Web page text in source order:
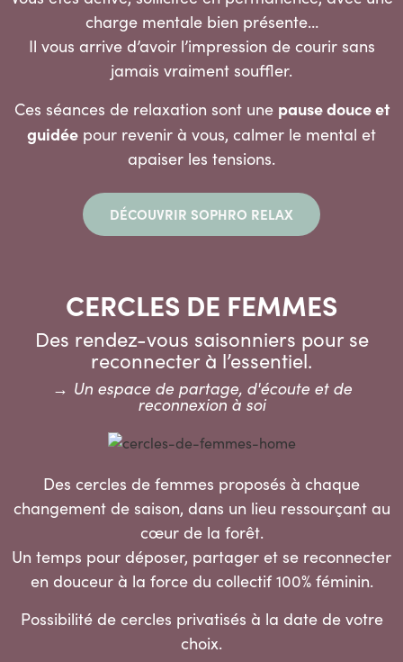
charge mentale bien présente…
Il vous arrive d’avoir l’impression de courir sans
jamais vraiment souffler.
Ces séances de relaxation sont une pause douce et
guidée pour revenir à vous, calmer le mental et
apaiser les tensions.
DÉCOUVRIR SOPHRO RELAX
CERCLES DE FEMMES
Des rendez-vous saisonniers pour se
reconnecter à l’essentiel.
→ Un espace de partage, d'écoute et de
reconnexion à soi
Des cercles de femmes proposés à chaque
changement de saison, dans un lieu ressourçant au
cœur de la forêt.
Un temps pour déposer, partager et se reconnecter
en douceur à la force du collectif 100% féminin.
Possibilité de cercles privatisés à la date de votre
choix.